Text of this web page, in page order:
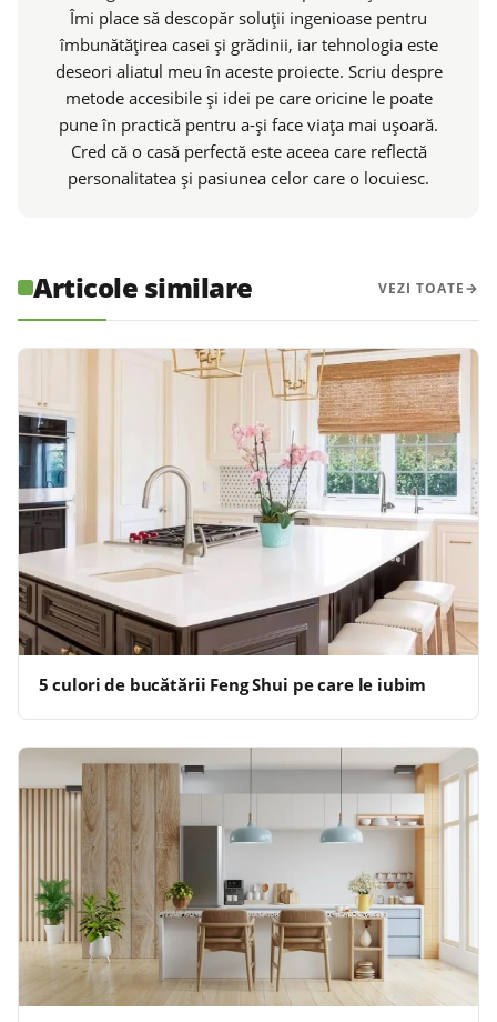
Îmi place să descopăr soluții ingenioase pentru
îmbunătățirea casei și grădinii, iar tehnologia este
deseori aliatul meu în aceste proiecte. Scriu despre
metode accesibile și idei pe care oricine le poate
pune în practică pentru a-și face viața mai ușoară.
Cred că o casă perfectă este aceea care reflectă
personalitatea și pasiunea celor care o locuiesc.
Articole similare VEZI TOATE
5 culori de bucătării Feng Shui pe care le iubim